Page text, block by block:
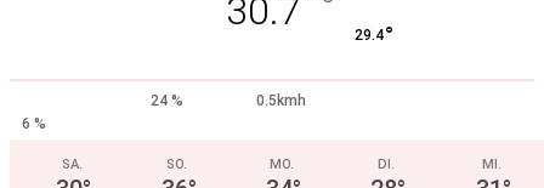
30.7
29.4°
24 %
0.5kmh
6 %
SA. SO. MO. DI. MI.